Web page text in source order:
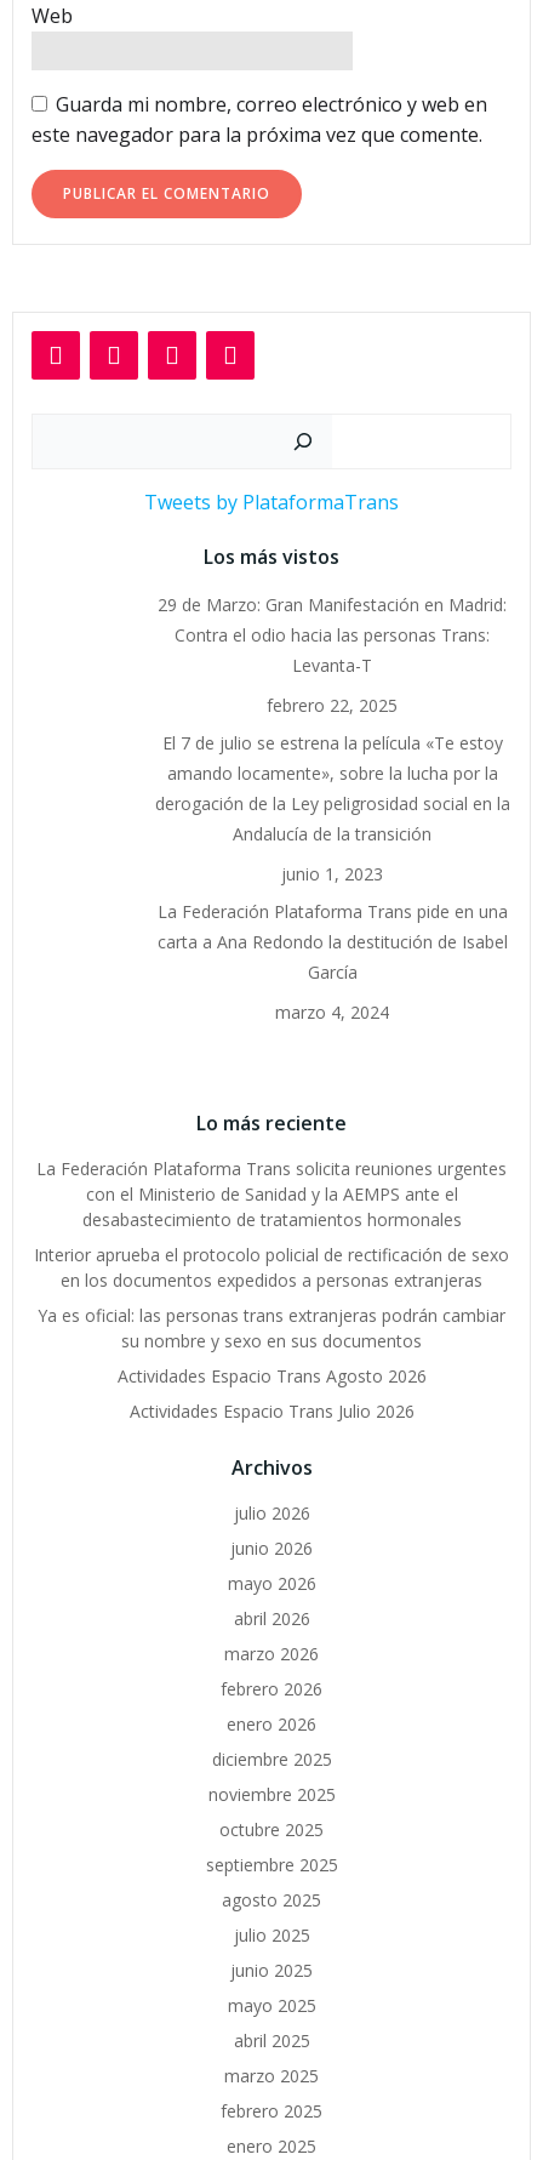
Web
Guarda mi nombre, correo electrónico y web en
este navegador para la próxima vez que comente.
Tweets by PlataformaTrans
Los más vistos
29 de Marzo: Gran Manifestación en Madrid:
Contra el odio hacia las personas Trans:
Levanta-T
febrero 22, 2025
El 7 de julio se estrena la película «Te estoy
amando locamente», sobre la lucha por la
derogación de la Ley peligrosidad social en la
Andalucía de la transición
junio 1, 2023
La Federación Plataforma Trans pide en una
carta a Ana Redondo la destitución de Isabel
García
marzo 4, 2024
Lo más reciente
La Federación Plataforma Trans solicita reuniones urgentes
con el Ministerio de Sanidad y la AEMPS ante el
desabastecimiento de tratamientos hormonales
Interior aprueba el protocolo policial de rectificación de sexo
en los documentos expedidos a personas extranjeras
Ya es oficial: las personas trans extranjeras podrán cambiar
su nombre y sexo en sus documentos
Actividades Espacio Trans Agosto 2026
Actividades Espacio Trans Julio 2026
Archivos
julio 2026
junio 2026
mayo 2026
abril 2026
marzo 2026
febrero 2026
enero 2026
diciembre 2025
noviembre 2025
octubre 2025
septiembre 2025
agosto 2025
julio 2025
junio 2025
mayo 2025
abril 2025
marzo 2025
febrero 2025
enero 2025